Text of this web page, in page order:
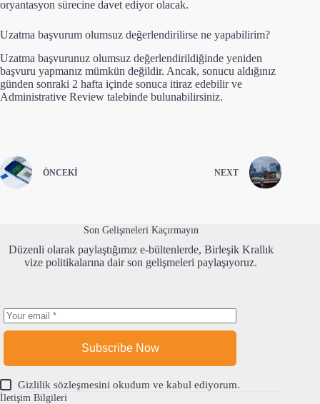
oryantasyon sürecine davet ediyor olacak.
Uzatma başvurum olumsuz değerlendirilirse ne yapabilirim?
Uzatma başvurunuz olumsuz değerlendirildiğinde yeniden
başvuru yapmanız mümkün değildir. Ancak, sonucu aldığınız
günden sonraki 2 hafta içinde sonuca itiraz edebilir ve
Administrative Review talebinde bulunabilirsiniz.
ÖNCEKI NEXT
Son Gelişmeleri Kaçırmayın
Düzenli olarak paylaştığımız e-bültenlerde, Birleşik Krallık
vize politikalarına dair son gelişmeleri paylaşıyoruz.
Subscribe Now
Gizlilik sözleşmesini okudum ve kabul ediyorum.
İletişim Bilgileri